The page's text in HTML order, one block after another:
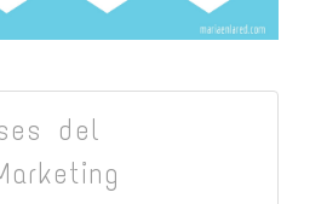
del